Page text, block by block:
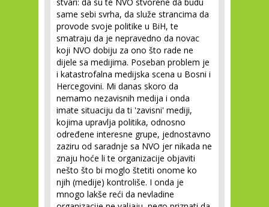
same sebi svrha, da služe strancima da
provode svoje politike u BiH, te
smatraju da je nepravedno da novac
koji NVO dobiju za ono što rade ne
dijele sa medijima. Poseban problem je
i katastrofalna medijska scena u Bosni i
Hercegovini. Mi danas skoro da
nemamo nezavisnih medija i onda
imate situaciju da ti 'zavisni' mediji,
kojima upravlja politika, odnosno
određene interesne grupe, jednostavno
zaziru od saradnje sa NVO jer nikada ne
znaju hoće li te organizacije objaviti
nešto što bi moglo štetiti onome ko
njih (medije) kontroliše. I onda je
mnogo lakše reći da nevladine